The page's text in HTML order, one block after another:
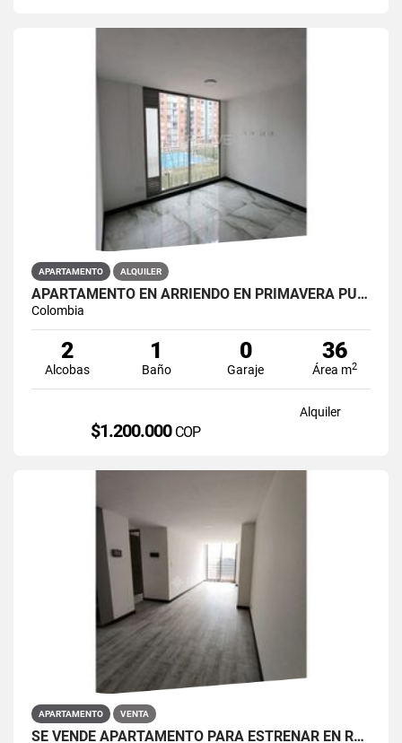
APARTAMENTO ALQUILER
APARTAMENTO EN ARRIENDO EN PRIMAVERA PUENTE ARANDA PRIMAVERA 6-39 ET 2
Colombia
2
Alcobas
1
Baño
0
Garaje
36
Área m2
Alquiler
$1.200.000 COP
APARTAMENTO VENTA
SE VENDE APARTAMENTO PARA ESTRENAR EN RESTREPO ANTONIO NARIÑO